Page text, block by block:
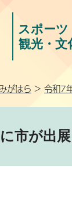
スポーツ
観光・文
がはら > 令和7
市が出展